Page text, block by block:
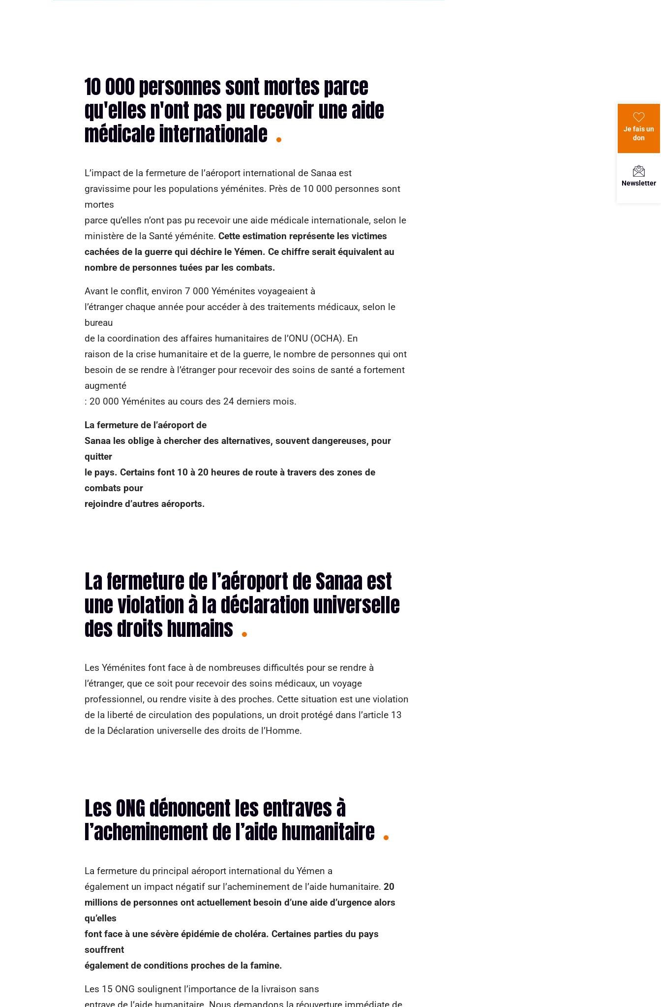
Je fais un
don
Newsletter
10 000 personnes sont mortes parce
qu'elles n'ont pas pu recevoir une aide
médicale internationale
L’impact de la fermeture de l’aéroport international de Sanaa est
gravissime pour les populations yéménites. Près de 10 000 personnes sont
mortes
parce qu’elles n’ont pas pu recevoir une aide médicale internationale, selon le
ministère de la Santé yéménite. Cette estimation représente les victimes
cachées de la guerre qui déchire le Yémen. Ce chiffre serait équivalent au
nombre de personnes tuées par les combats.
Avant le conflit, environ 7 000 Yéménites voyageaient à
l’étranger chaque année pour accéder à des traitements médicaux, selon le
bureau
de la coordination des affaires humanitaires de l’ONU (OCHA). En
raison de la crise humanitaire et de la guerre, le nombre de personnes qui ont
besoin de se rendre à l’étranger pour recevoir des soins de santé a fortement
augmenté
: 20 000 Yéménites au cours des 24 derniers mois.
La fermeture de l’aéroport de
Sanaa les oblige à chercher des alternatives, souvent dangereuses, pour
quitter
le pays. Certains font 10 à 20 heures de route à travers des zones de
combats pour
rejoindre d’autres aéroports.
La fermeture de l’aéroport de Sanaa est
une violation à la déclaration universelle
des droits humains
Les Yéménites font face à de nombreuses difficultés pour se rendre à
l’étranger, que ce soit pour recevoir des soins médicaux, un voyage
professionnel, ou rendre visite à des proches. Cette situation est une violation
de la liberté de circulation des populations, un droit protégé dans l’article 13
de la Déclaration universelle des droits de l’Homme.
Les ONG dénoncent les entraves à
l’acheminement de l’aide humanitaire
La fermeture du principal aéroport international du Yémen a
également un impact négatif sur l’acheminement de l’aide humanitaire. 20
millions de personnes ont actuellement besoin d’une aide d’urgence alors
qu’elles
font face à une sévère épidémie de choléra. Certaines parties du pays
souffrent
également de conditions proches de la famine.
Les 15 ONG soulignent l’importance de la livraison sans